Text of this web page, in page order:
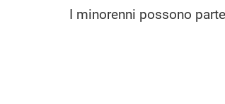
I minorenni possono